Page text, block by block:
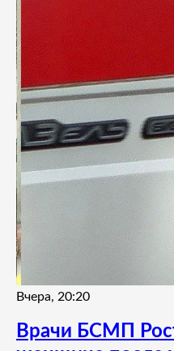
Вчера, 20:20
Врачи БСМП